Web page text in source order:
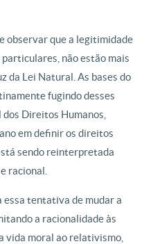
observar que a legitimidade
não estão mais
da Lei Natural. As bases do
fugindo desses
Direitos Humanos,
em definir os direitos
sendo reinterpretada
racional.
essa tentativa de mudar a
a racionalidade às
vida moral ao relativismo,